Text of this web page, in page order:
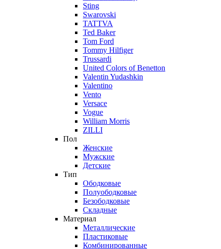
Sting
Swarovski
TATTVA
Ted Baker
Tom Ford
Tommy Hilfiger
Trussardi
United Colors of Benetton
Valentin Yudashkin
Valentino
Vento
Versace
Vogue
William Morris
ZILLI
Пол
Женские
Мужские
Детские
Тип
Ободковые
Полуободковые
Безободковые
Складные
Материал
Металлические
Пластиковые
Комбинированные